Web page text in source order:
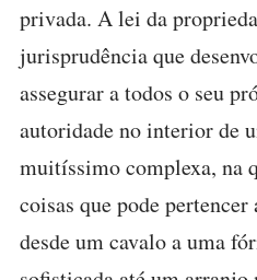
privada. A lei da
jurisprudência que
assegurar a todos o seu
autoridade no interior de
muitíssimo complexa, na
coisas que pode
desde um cavalo a uma